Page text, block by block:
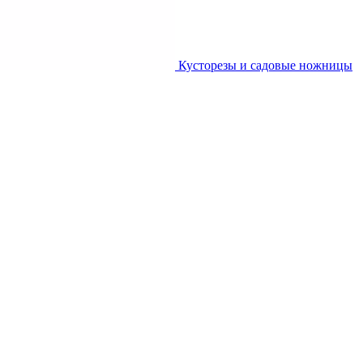
Кусторезы и садовые ножницы